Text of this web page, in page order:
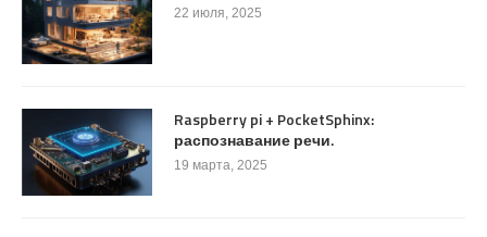
22 июля, 2025
Raspberry pi + PocketSphinx:
распознавание речи.
19 марта, 2025